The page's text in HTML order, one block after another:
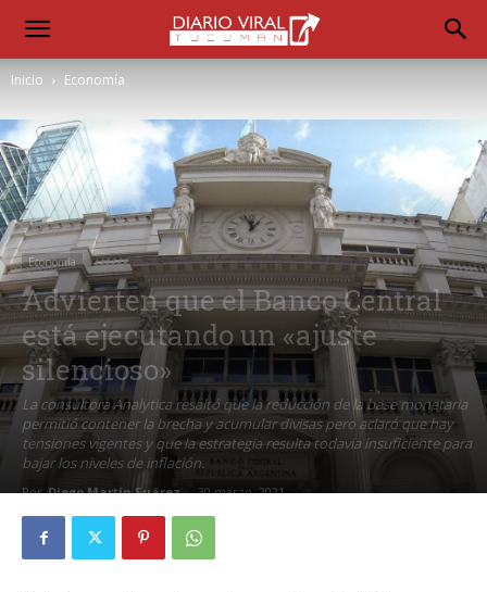
Inicio Economía
Economía
Advierten que el Banco Central
está ejecutando un «ajuste
silencioso»
La consultora Analytica resaltó que la reducción de la base monetaria
permitió contener la brecha y acumular divisas pero aclaró que hay
tensiones vigentes y que la estrategia resulta todavía insuficiente para
bajar los niveles de inflación.
Por Diego Martín Suárez - 30 marzo, 2021